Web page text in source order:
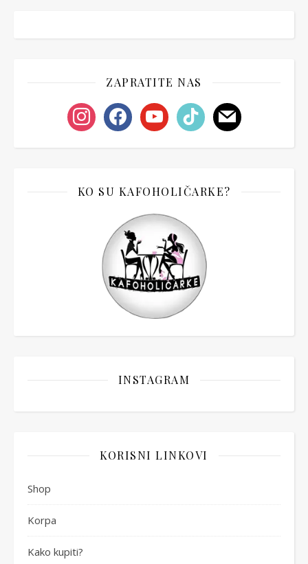
ZAPRATITE NAS
instagramfacebookyoutubetiktok mail
KO SU KAFOHOLIČARKE?
INSTAGRAM
KORISNI LINKOVI
Shop
Korpa
Kako kupiti?